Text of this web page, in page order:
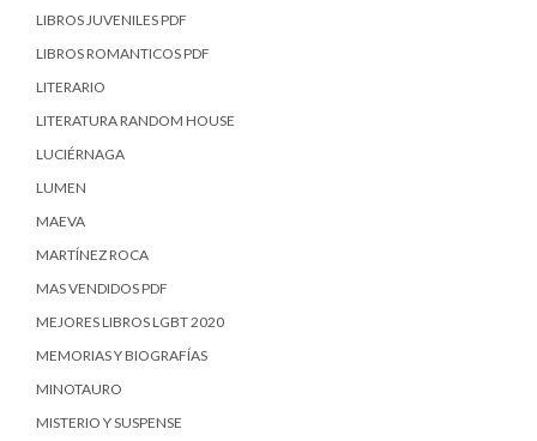
LIBROS JUVENILES PDF
LIBROS ROMANTICOS PDF
LITERARIO
LITERATURA RANDOM HOUSE
LUCIÉRNAGA
LUMEN
MAEVA
MARTÍNEZ ROCA
MAS VENDIDOS PDF
MEJORES LIBROS LGBT 2020
MEMORIAS Y BIOGRAFÍAS
MINOTAURO
MISTERIO Y SUSPENSE